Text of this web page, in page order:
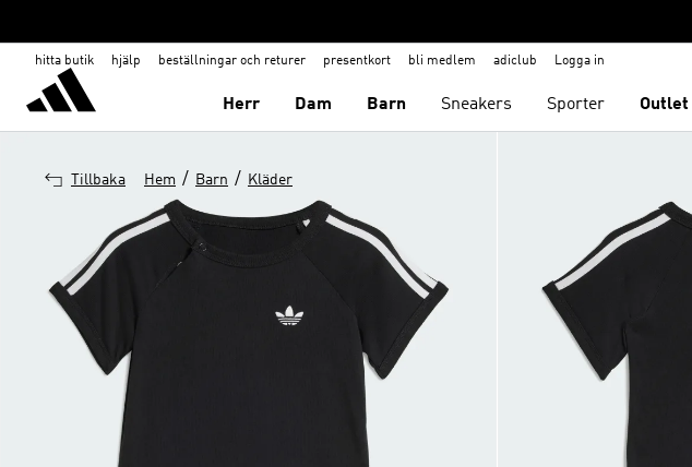
hitta butik hjälp beställningar och returer presentkort bli medlem adiclub Logga in
Herr Dam Barn Sneakers Sporter Outlet
Tillbaka Hem / Barn / Kläder